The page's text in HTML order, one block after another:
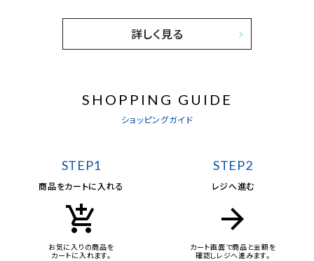
詳しく見る
SHOPPING GUIDE
ショッピングガイド
STEP1
商品をカートに入れる
add_shopping_cart
お気に入りの商品を
カートに入れます。
STEP2
レジへ進む
arrow_forward
カート画面で商品と金額を
確認しレジへ進みます。